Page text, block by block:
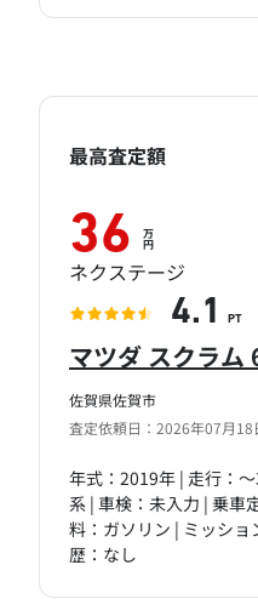
佐賀県佐賀市
査定依頼日：2026年07月18
マツダ スクラム
年式：2019年 | 走行：
系 | 車検：未入力 | 乗車
料：ガソリン | ミッショ
歴：なし
最高査定額
36 万
円
ネクステージ
4.1 PT